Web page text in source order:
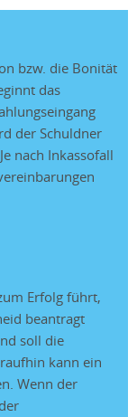
bzw. die Bonität
das
der Schuldner
nach Inkassofall
Erfolg führt,
beantragt
soll die
kann ein
Wenn der